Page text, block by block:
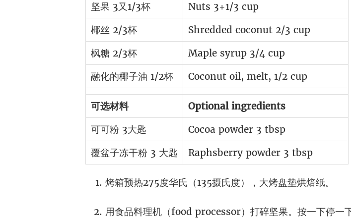
坚果 3又1/3杯
Nuts 3+1/3 cup
椰丝 2/3杯
Shredded coconut 2/3 cup
枫糖 2/3杯
Maple syrup 3/4 cup
融化的椰子油 1/2杯
Coconut oil, melt, 1/2 cup
可选材料
Optional ingredients
可可粉 3大匙
Cocoa powder 3 tbsp
覆盆子冻干粉 3 大匙
Raphsberry powder 3 tbsp
烤箱预热275度华氏（135摄氏度），大烤盘垫烘焙纸。
用食品料理机（food processor）打碎坚果。按一下停一